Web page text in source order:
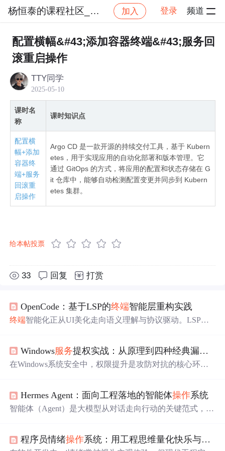
杨恒泰的课程社区_NO_1 加入 登录 频道
社区 杨恒泰的课程社区_NO_1 ArgoCD 和
配置横幅&#43;添加容器终端&#43;服务回
滚重启操作
TTY同学
2025-05-10
课时名
称
课时知识点
配置横
幅+添加
容器终
端+服务
回滚重
启操作
Argo CD 是一款开源的持续交付工具，基于 Kubern
etes，用于实现应用的自动化部署和版本管理。它
通过 GitOps 的方式，将应用的配置和状态存储在 G
it 仓库中，能够自动检测配置变更并同步到 Kubern
etes 集群。
给本帖投票
33 回复 打赏
OpenCode：基于LSP的终端智能层重构实践
终端智能化正从UI美化走向语义理解与协议驱动。LSP（L
度集成进终端，便催生了真正理解项目结构、命令上下文
与工作流语义的智能终端层。OpenCode并非IDE替代品，
景下的命令补全、诊断反馈与自动化精度。它直击vscode
终端资源占用高、pycharm安装配置 繁琐
Windows服务提权实战：从原理到四种经典漏洞利用手法详解
在Windows系统安全中，权限提升是攻防对抗的核心环
问权限。当高权限的系统 服务因配置疏忽，其关键资源
（如可执行文件路径、服务配置或注册表项）被错误地授
配置缺陷，因此在实际渗透测试和内网攻防中具有极高的
利用率和实战意义。典型的应用场景包括：攻击者在获得
Hermes Agent：面向工程落地的智能体操作系统
智能体（Agent）是大模型从对话走向行动的关键范式，其
4K上下文保障、Provider路由层和Terminal Backend抽象为
程序员情绪操作系统：用工程思维量化快乐与正能量